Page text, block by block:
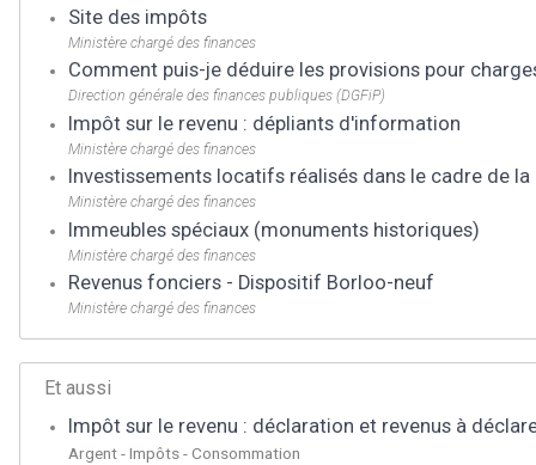
Site des impôts
Ministère chargé des finances
Comment puis-je déduire les provisions pour
Direction générale des finances publiques (DGFiP)
Impôt sur le revenu : dépliants d'information
Ministère chargé des finances
Investissements locatifs réalisés dans le cadre de la
Ministère chargé des finances
Immeubles spéciaux (monuments historiques)
Ministère chargé des finances
Revenus fonciers - Dispositif Borloo-neuf
Ministère chargé des finances
Et aussi
Impôt sur le revenu : déclaration et revenus à
Argent - Impôts - Consommation